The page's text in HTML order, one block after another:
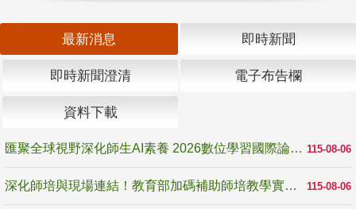
最新消息 即時新聞
即時新聞澄清 電子布告欄
資料下載
115-08-06
匯聚全球視野深化師生AI素養 2026數位學習國際論壇高雄登場
115-08-06
深化師培與現場連結！教育部加碼補助師培教學實踐研究 10月師培國際研討會交流教學實踐經驗